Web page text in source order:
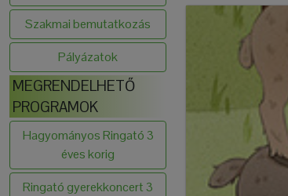
Szakmai bemutatkozás
Pályázatok
MEGRENDELHETŐ
PROGRAMOK
Hagyományos Ringató 3
éves korig
Ringató gyerekkoncert 3